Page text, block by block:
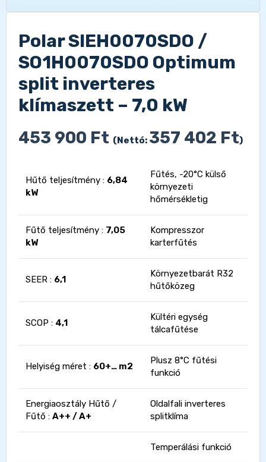
Polar SIEH0070SDO /
SO1H0070SDO Optimum
split inverteres
klímaszett – 7,0 kW
453 900 Ft (Nettó: 357 402 Ft)
Hűtő teljesítmény : 6,84
kW
Fűtés, -20°C külső
környezeti
hőmérsékletig
Fűtő teljesítmény : 7,05
kW
Kompresszor
karterfűtés
SEER : 6,1
Környezetbarát R32
hűtőközeg
SCOP : 4,1
Kültéri egység
tálcafűtése
Helyiség méret : 60+… m2
Plusz 8°C fűtési
funkció
Energiaosztály Hűtő /
Fűtő : A++ / A+
Oldalfali inverteres
splitklíma
Temperálási funkció